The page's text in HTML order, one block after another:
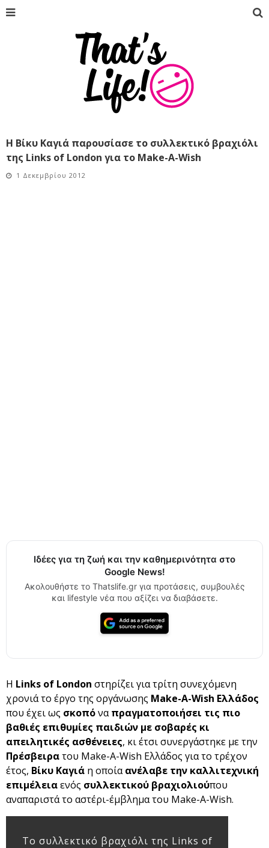
Η Βίκυ Καγιά παρουσίασε το συλλεκτικό βραχιόλι
της Links of London για το Make-A-Wish
1 Δεκεμβρίου 2012
Ιδέες για τη ζωή και την καθημερινότητα στο
Google News!
Ακολουθήστε το Thatslife.gr για προτάσεις, συμβουλές
και lifestyle νέα που αξίζει να διαβάσετε.
Η Links of London στηρίζει για τρίτη συνεχόμενη
χρονιά το έργο της οργάνωσης Make-A-Wish Ελλάδος
που έχει ως σκοπόναπραγματοποιήσει τις πιο
βαθιές επιθυμίες παιδιών με σοβαρές κι
απειλητικές ασθένειες, κι έτσι συνεργάστηκε με την
Πρέσβειρατου Make-A-Wish Ελλάδος για το τρέχον
έτος, Βίκυ Καγιά η οποίαανέλαβε την καλλιτεχνική
επιμέλειαενός συλλεκτικού βραχιολιούπου
αναπαριστά το αστέρι-έμβλημα του Make-A-Wish.
To συλλεκτικό βραχιόλι της Links of